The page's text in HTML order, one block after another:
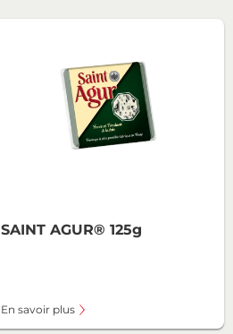
SAINT AGUR® 125g
En savoir plus